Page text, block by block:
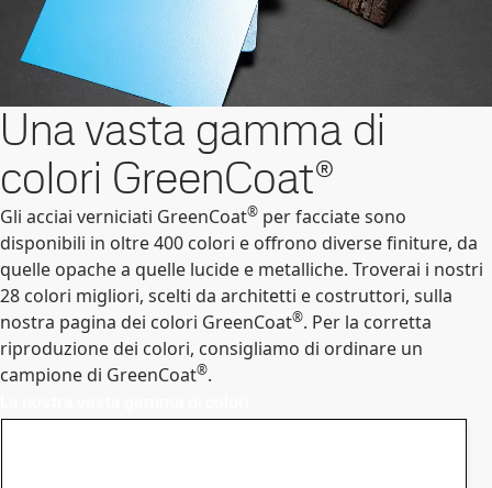
Una vasta gamma di
colori GreenCoat®
Gli acciai verniciati GreenCoat® per facciate sono
disponibili in oltre 400 colori e offrono diverse finiture, da
quelle opache a quelle lucide e metalliche. Troverai i nostri
28 colori migliori, scelti da architetti e costruttori, sulla
nostra pagina dei colori GreenCoat®. Per la corretta
riproduzione dei colori, consigliamo di ordinare un
campione di GreenCoat®.